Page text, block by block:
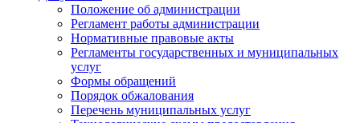
Положение об администрации
Регламент работы администрации
Нормативные правовые акты
Регламенты государственных и муниципальных
услуг
Формы обращений
Порядок обжалования
Перечень муниципальных услуг